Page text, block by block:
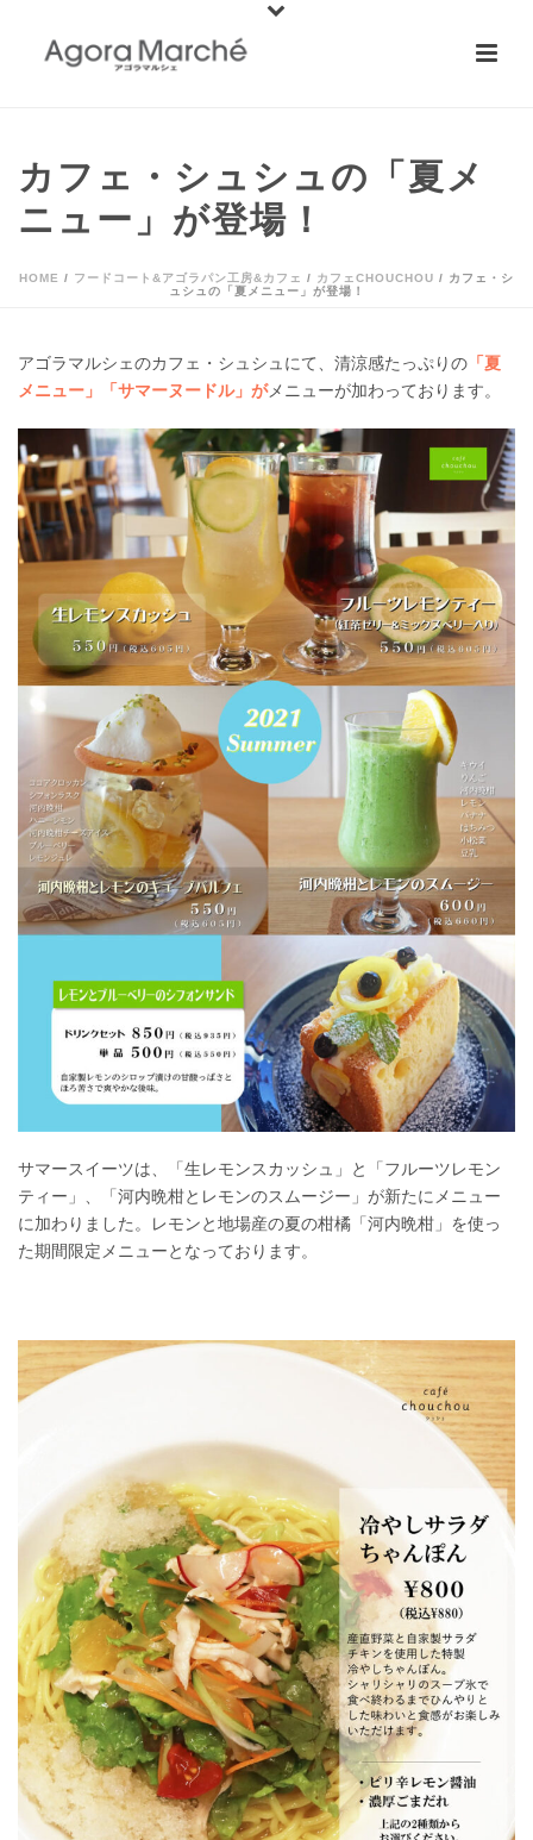
カフェ・シュシュの「夏メ
ニュー」が登場！
HOME / フードコート&アゴラパン工房&カフェ / カフェCHOUCHOU / カフェ・シ
ュシュの「夏メニュー」が登場！
アゴラマルシェのカフェ・シュシュにて、清涼感たっぷりの 「夏
メニュー」「サマーヌードル」がメニューが加わっております。
サマースイーツは、「生レモンスカッシュ」と「フルーツレモン
ティー」、「河内晩柑とレモンのスムージー」が新たにメニュー
に加わりました。レモンと地場産の夏の柑橘「河内晩柑」を使っ
た期間限定メニューとなっております。